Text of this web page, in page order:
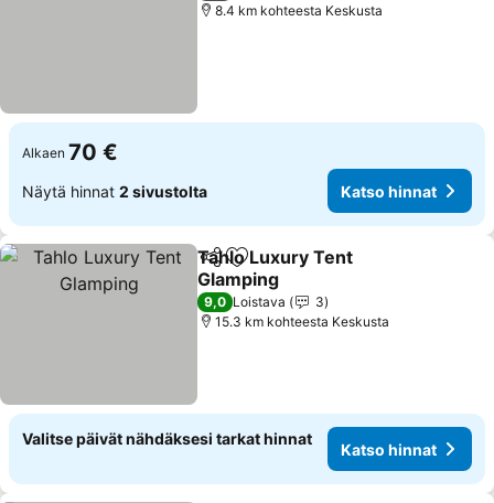
8.4 km kohteesta Keskusta
Alkaen 70 €
Näytä hinnat 2 sivustolta Katso hinnat
Jaa Lisää suosikkeihin
Tahlo Luxury Tent
Glamping
Katso hinnat
9,0 Loistava
3
15.3 km kohteesta Keskusta
Valitse päivät nähdäksesi tarkat hinnat
Katso hinnat